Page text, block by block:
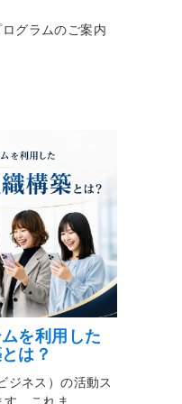
グラムのご案内
を利用した
は？
ジネス）の活動ス
。これま ...